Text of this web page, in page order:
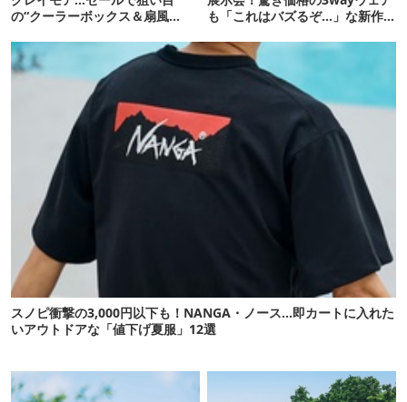
の“クーラーボックス＆扇風
も「これはバズるぞ…」な新作
スノピ衝撃の3,000円以下も！NANGA・ノース…即カートに入れた
いアウトドアな「値下げ夏服」12選